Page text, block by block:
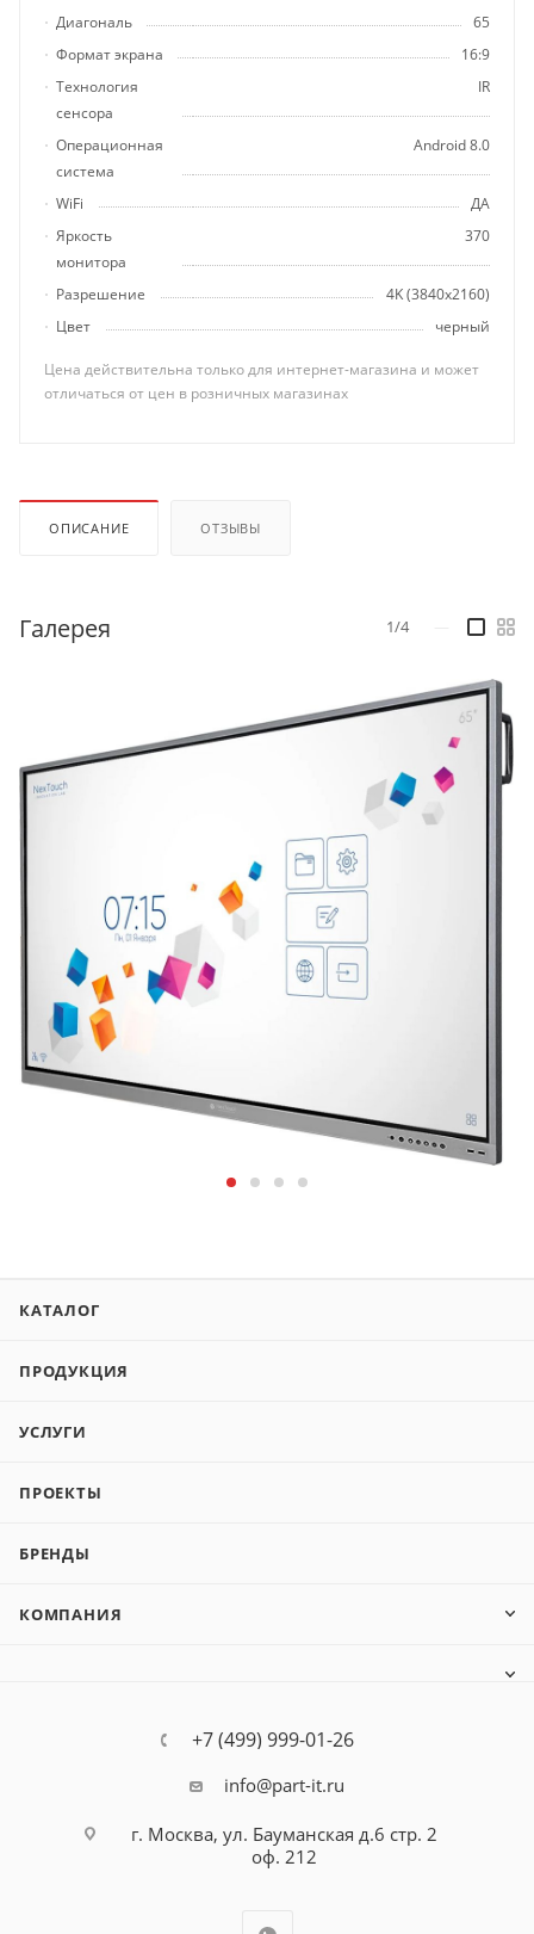
Диагональ
65
Формат экрана
16:9
Технология
сенсора
IR
Операционная
система
Android 8.0
WiFi
ДА
Яркость
монитора
370
Разрешение
4K (3840x2160)
Цвет
черный
Цена действительна только для интернет-магазина и может
отличаться от цен в розничных магазинах
ОПИСАНИЕ ОТЗЫВЫ
Галерея 1/4
КАТАЛОГ
ПРОДУКЦИЯ
УСЛУГИ
ПРОЕКТЫ
БРЕНДЫ
КОМПАНИЯ
+7 (499) 999-01-26
info@part-it.ru
г. Москва, ул. Бауманская д.6 стр. 2
оф. 212